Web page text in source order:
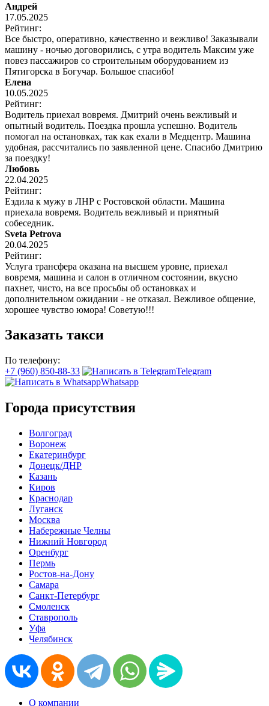
Андрей
17.05.2025
Рейтинг:
Все быстро, оперативно, качественно и вежливо! Заказывали
машину - ночью договорились, с утра водитель Максим уже
повез пассажиров со строительным оборудованием из
Пятигорска в Богучар. Большое спасибо!
Елена
10.05.2025
Рейтинг:
Водитель приехал вовремя. Дмитрий очень вежливый и
опытный водитель. Поездка прошла успешно. Водитель
помогал на остановках, так как ехали в Медцентр. Машина
удобная, рассчитались по заявленной цене. Спасибо Дмитрию
за поездку!
Любовь
22.04.2025
Рейтинг:
Ездила к мужу в ЛНР с Ростовской области. Машина
приехала вовремя. Водитель вежливый и приятный
собеседник.
Sveta Petrova
20.04.2025
Рейтинг:
Услуга трансфера оказана на высшем уровне, приехал
вовремя, машина и салон в отличном состоянии, вкусно
пахнет, чисто, на все просьбы об остановках и
дополнительном ожидании - не отказал. Вежливое общение,
хорошее чувство юмора! Советую!!!
Заказать такси
По телефону:
+7 (960) 850-88-33
Telegram
Whatsapp
Города присутствия
Волгоград
Воронеж
Екатеринбург
Донецк/ДНР
Казань
Киров
Краснодар
Луганск
Москва
Набережные Челны
Нижний Новгород
Оренбург
Пермь
Ростов-на-Дону
Самара
Санкт-Петербург
Смоленск
Ставрополь
Уфа
Челябинск
О компании